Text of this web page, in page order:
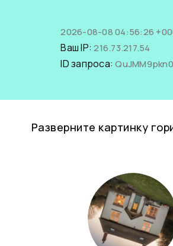
2026-08-08 04:56:26
Ваш IP:216.73.217.54
ID запроса:
Разверните картинку